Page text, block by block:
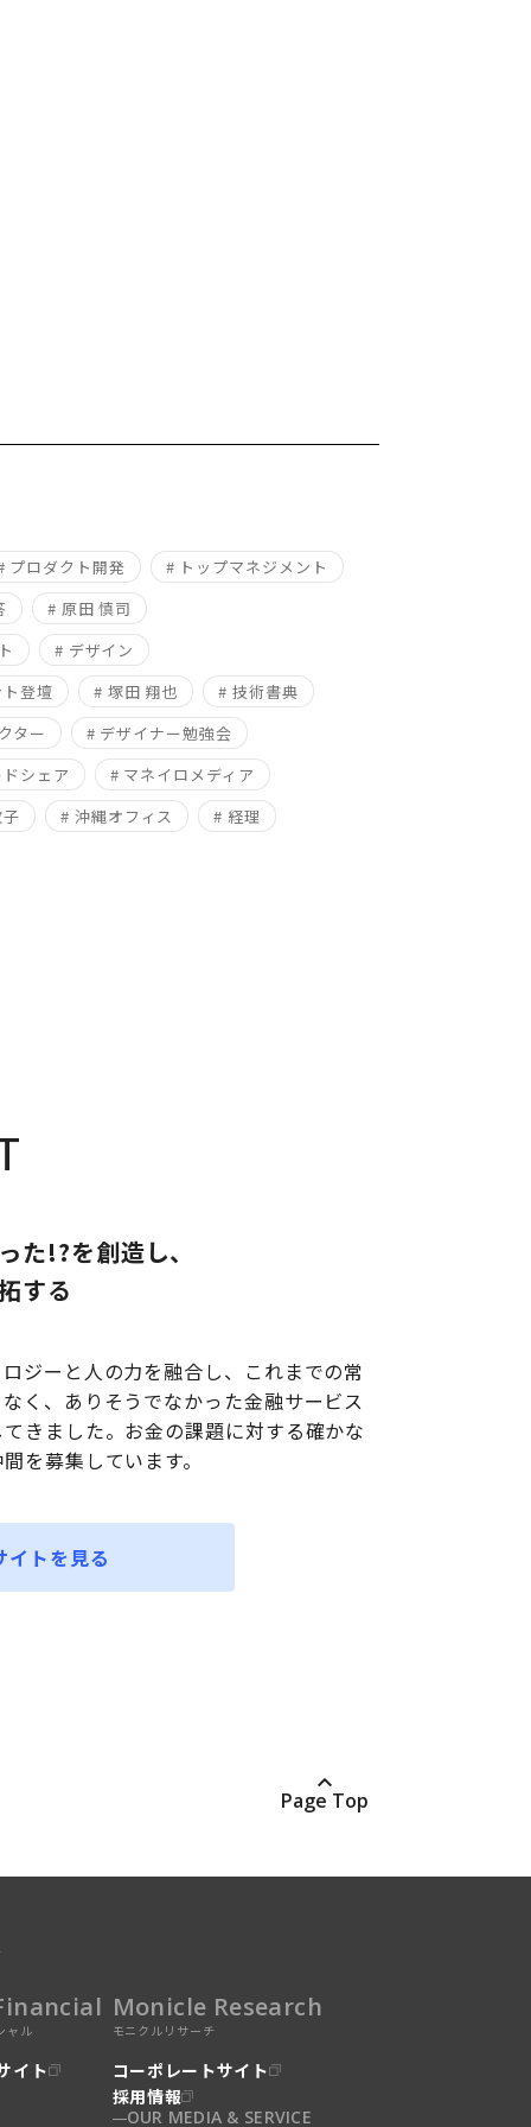
プロダクト開発
# トップマネジメント
# 原田 慎司
# デザイン
登壇
# 塚田 翔也
# 技術書典
ター
# デザイナー勉強会
シェア
# マネイロメディア
# 沖縄オフィス # 経理
た!?を創造し、
する
ジーと人の力を融合し、これまでの常
く、ありそうでなかった金融サービス
きました。お金の課題に対する確かな
を募集しています。
イトを見る
Page Top
ャル
イト
Monicle Research
モニクルリサーチ
コーポレートサイト
採用情報
OUR MEDIA & SERVICE